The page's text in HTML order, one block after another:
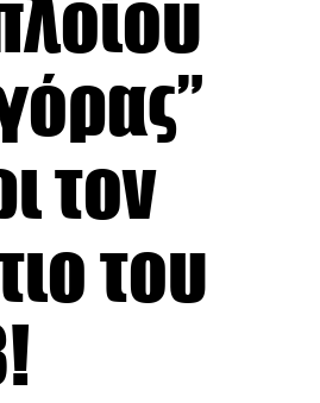
τον
του